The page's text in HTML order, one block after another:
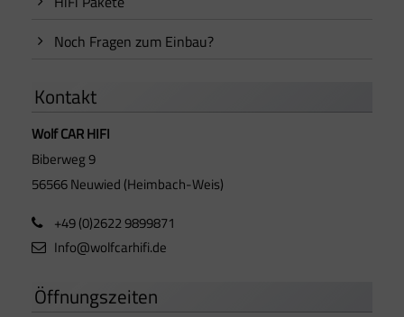
Noch Fragen zum Einbau?
Kontakt
Wolf CAR HIFI
Biberweg 9
56566 Neuwied (Heimbach-Weis)
+49 (0)2622 9899871
Info@wolfcarhifi.de
Öffnungszeiten